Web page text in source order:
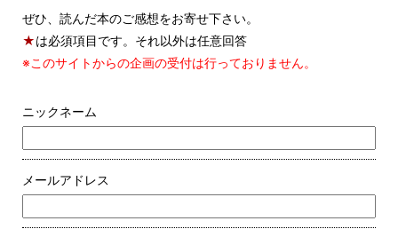
ぜひ、読んだ本のご感想をお寄せ下さい。
★は必須項目です。それ以外は任意回答
※このサイトからの企画の受付は行っておりません。
ニックネーム
メールアドレス